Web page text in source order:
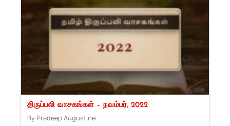
திருப்பலி வாசகங்கள் – நவம்பர், 2022
By Pradeep Augustine